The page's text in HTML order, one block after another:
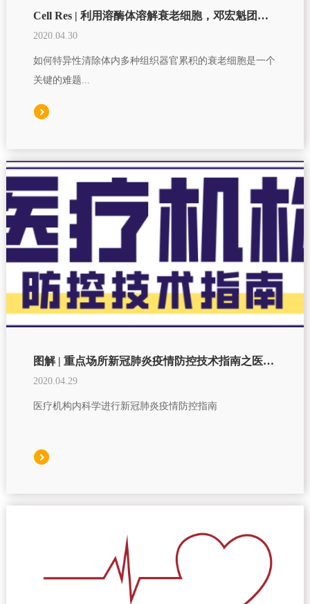
Cell Res | 利用溶酶体溶解衰老细胞，邓宏魁团队开发新型抗衰老前体药物
2020.04.30
如何特异性清除体内多种组织器官累积的衰老细胞是一个
关键的难题...
图解 | 重点场所新冠肺炎疫情防控技术指南之医疗机构篇
2020.04.29
医疗机构内科学进行新冠肺炎疫情防控指南